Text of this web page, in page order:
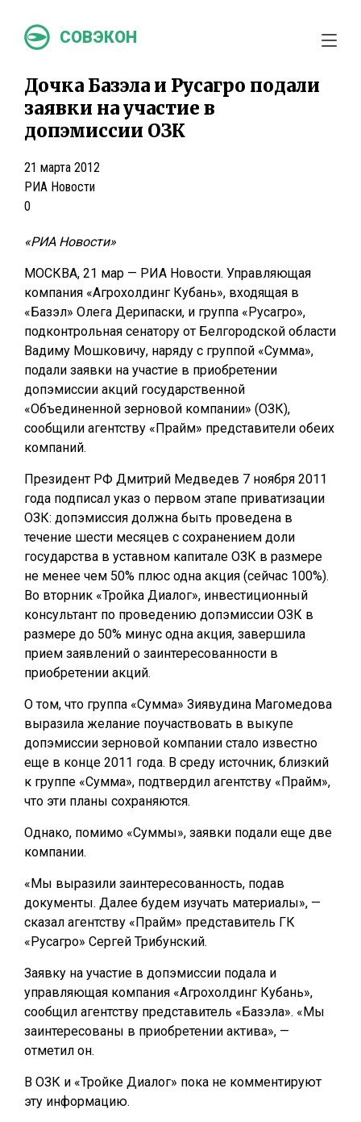
СОВЭКОН
Дочка Базэла и Русагро подали
заявки на участие в
допэмиссии ОЗК
21 марта 2012
РИА Новости
0
«РИА Новости»
МОСКВА, 21 мар — РИА Новости. Управляющая
компания «Агрохолдинг Кубань», входящая в
«Базэл» Олега Дерипаски, и группа «Русагро»,
подконтрольная сенатору от Белгородской области
Вадиму Мошковичу, наряду с группой «Сумма»,
подали заявки на участие в приобретении
допэмиссии акций государственной
«Объединенной зерновой компании» (ОЗК),
сообщили агентству «Прайм» представители обеих
компаний.
Президент РФ Дмитрий Медведев 7 ноября 2011
года подписал указ о первом этапе приватизации
ОЗК: допэмиссия должна быть проведена в
течение шести месяцев с сохранением доли
государства в уставном капитале ОЗК в размере
не менее чем 50% плюс одна акция (сейчас 100%).
Во вторник «Тройка Диалог», инвестиционный
консультант по проведению допэмиссии ОЗК в
размере до 50% минус одна акция, завершила
прием заявлений о заинтересованности в
приобретении акций.
О том, что группа «Сумма» Зиявудина Магомедова
выразила желание поучаствовать в выкупе
допэмиссии зерновой компании стало известно
еще в конце 2011 года. В среду источник, близкий
к группе «Сумма», подтвердил агентству «Прайм»,
что эти планы сохраняются.
Однако, помимо «Суммы», заявки подали еще две
компании.
«Мы выразили заинтересованность, подав
документы. Далее будем изучать материалы», —
сказал агентству «Прайм» представитель ГК
«Русагро» Сергей Трибунский.
Заявку на участие в допэмиссии подала и
управляющая компания «Агрохолдинг Кубань»,
сообщил агентству представитель «Базэла». «Мы
заинтересованы в приобретении актива», —
отметил он.
В ОЗК и «Тройке Диалог» пока не комментируют
эту информацию.